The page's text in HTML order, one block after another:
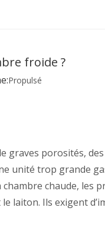
froide ?
Propulsé
graves porosités,
unité trop grande
chaude, les
laiton. Ils exigent